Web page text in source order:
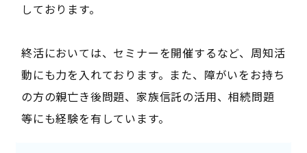
しております。
終活においては、セミナーを開催するなど、周知活
動にも力を入れております。また、障がいをお持ち
の方の親亡き後問題、家族信託の活用、相続問題
等にも経験を有しています。